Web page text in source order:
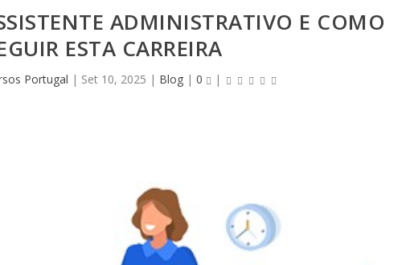
ADMINISTRATIVO E COMO
ESTA CARREIRA
Portugal | Set 10, 2025 | Blog |0 |